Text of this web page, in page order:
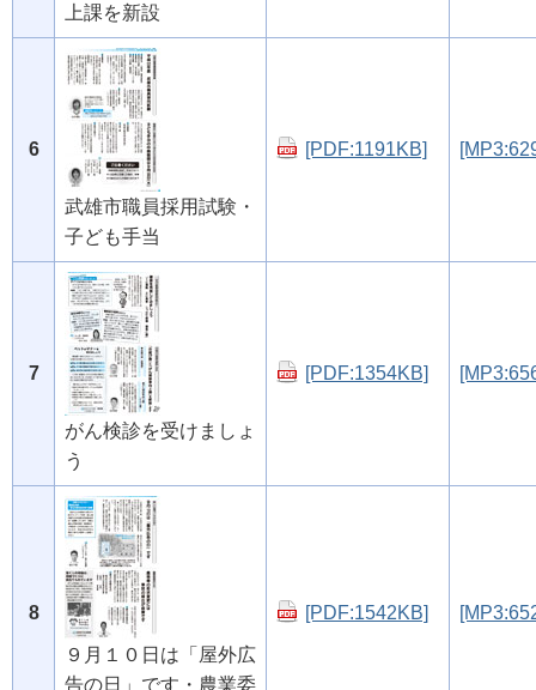
上課を新設
6
武雄市職員採用試験・
子ども手当
[PDF:1191KB]
7
がん検診を受けましょ
う
[PDF:1354KB]
8
９月１０日は「屋外広
告の日」です・農業委
[PDF:1542KB]